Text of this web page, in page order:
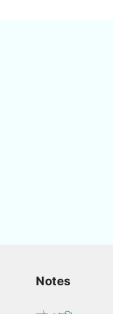
Notes